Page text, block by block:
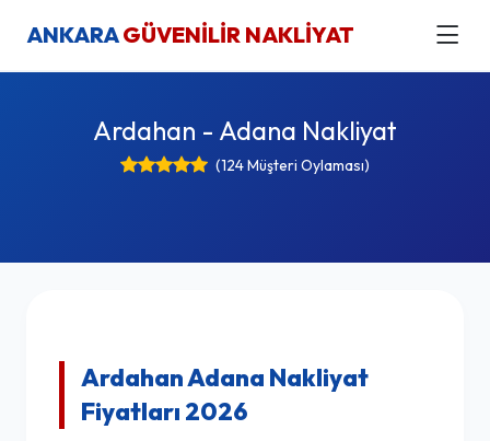
ANKARAGÜVENİLİR NAKLİYAT
Ardahan - Adana Nakliyat
(124 Müşteri Oylaması)
Ardahan Adana Nakliyat
Fiyatları 2026